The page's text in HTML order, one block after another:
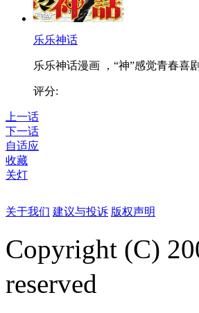
乐乐神话
乐乐神话漫画 ，“神”感觉青春喜
评分:
上一话
下一话
自适应
收藏
关灯
关于我们 建议与投诉 版权声明
Copyright (C)
reserved